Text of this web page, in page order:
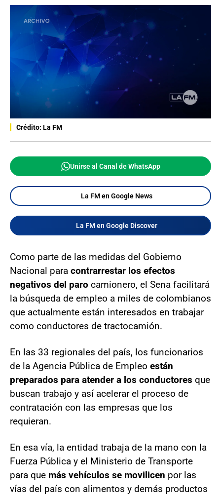
Crédito: La FM
Unirse al Canal de WhatsApp
La FM en Google News
La FM en Google Discover
Como parte de las medidas del Gobierno
Nacional para contrarrestar los efectos
negativos del paro camionero, el Sena facilitará
la búsqueda de empleo a miles de colombianos
que actualmente están interesados en trabajar
como conductores de tractocamión.
En las 33 regionales del país, los funcionarios
de la Agencia Pública de Empleo están
preparados para atender a los conductores que
buscan trabajo y así acelerar el proceso de
contratación con las empresas que los
requieran.
En esa vía, la entidad trabaja de la mano con la
Fuerza Pública y el Ministerio de Transporte
para que más vehículos se movilicen por las
vías del país con alimentos y demás productos